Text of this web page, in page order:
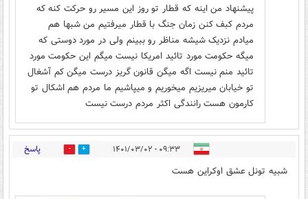
پیشنهاد من اینه که قطار تو روز این مسیر رو حرکت کنه که
مردم کبف کنن زمان جنگ با قطار میرفتیم من شبها هم
میادم نزدیک شیشه مناظر رو ببینم ولی در مورد دوستی که
میگه حکومت مورد تائید امریکا نیست میگم این حکومت مورد
تائید منم نیست اگه میگن قانون گریز درست میگن کم آشغال
تو خیابان میریزیم میخوریم و میپاشیم ما مردم هم اشکال تو
کارمون هست رانندگی اکثر مردم درست نیست
۰۹:۳۳ - ۱۴۰۱/۰۳/۰۲ 7 پاسخ
شبیه تونل عشق اوکراین هست